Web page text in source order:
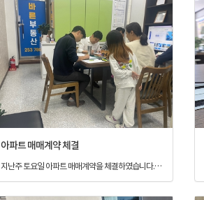
아파트 매매계약 체결
지난주 토요일 아파트 매매계약을 체결하였습니다. 자녀 교육을 위해 광교로 이사를 결심하셨다는 매수자님 초등학교 개학전 잔금을 잘 마무리 해봅니다.